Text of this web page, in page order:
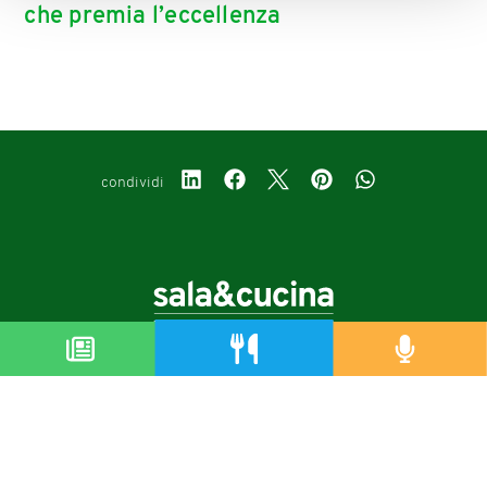
che premia l’eccellenza
condividi
Copyright © 2019-2026
Autorizzazione del Tribunale di Bologna Nr.8143 del 21/12/2010